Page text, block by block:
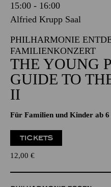
15:00 - 16:00
Alfried Krupp Saal
PHILHARMONIE
FAMILIENKONZERT
THE YOUNG
GUIDE TO
II
Für Familien und Kinder ab
TICKETS
12,00 €